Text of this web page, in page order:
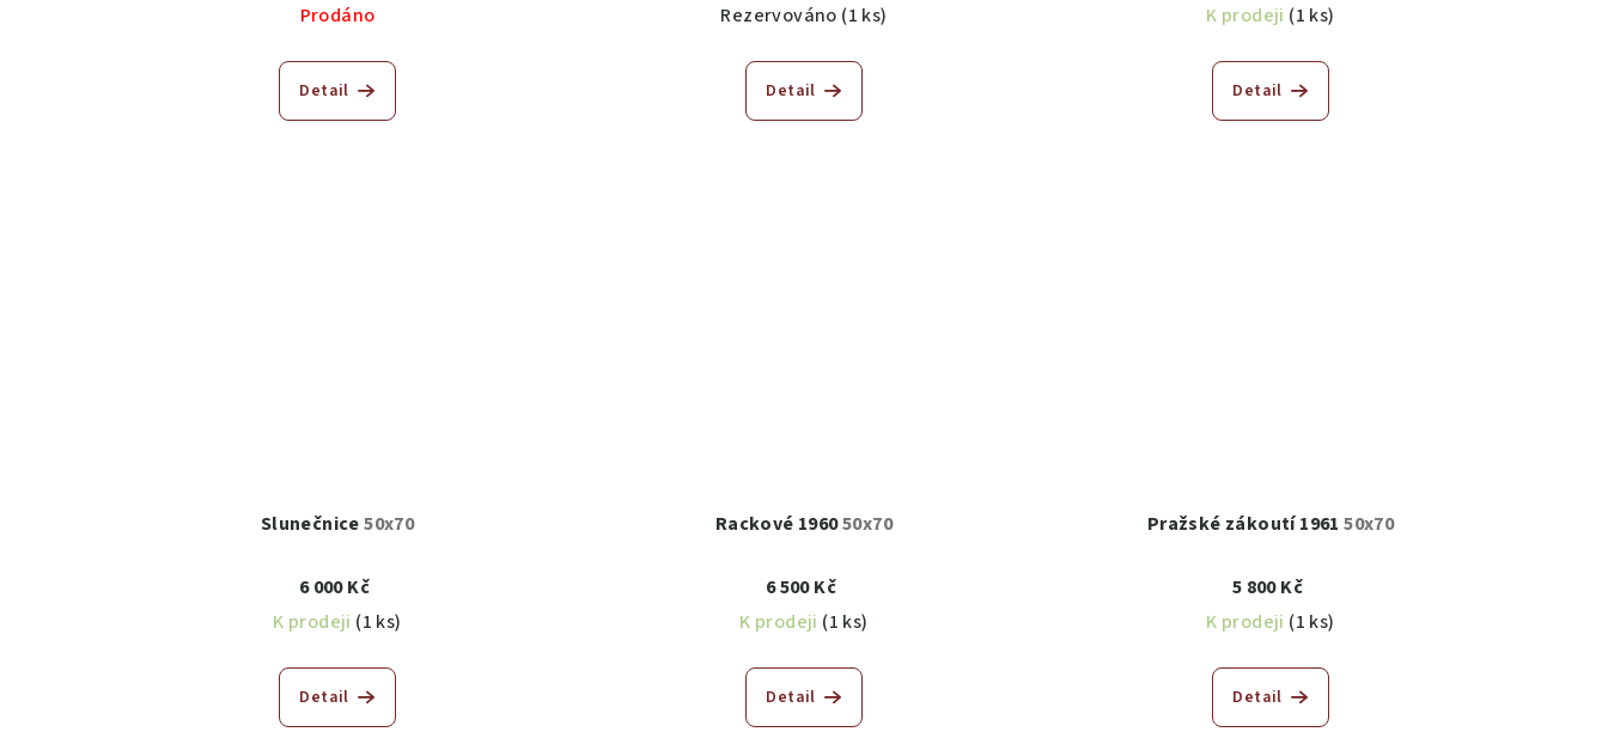
Prodáno
Detail
Rezervováno (1 ks)
Detail
K prodeji (1 ks)
Detail
Slunečnice50x70
6 000 Kč
K prodeji (1 ks)
Detail
Rackové 196050x70
6 500 Kč
K prodeji (1 ks)
Detail
Pražské zákoutí 196150x70
5 800 Kč
K prodeji (1 ks)
Detail